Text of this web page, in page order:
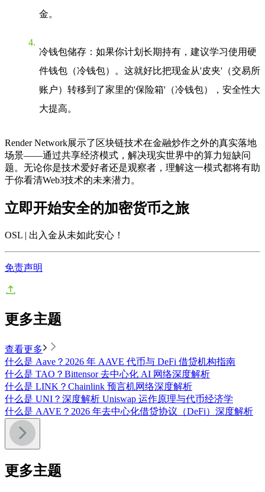
金。
冷钱包储存 ：如果你计划长期持有，建议学习使用硬
件钱包（冷钱包）。这就好比把现金从'皮夹'（交易所
账户）转移到了家里的'保险箱'（冷钱包），安全性大
大提高。
Render Network展示了区块链技术在金融炒作之外的真实落地
场景——通过共享经济模式，解决现实世界中的算力短缺问
题。无论你是技术爱好者还是观察者，理解这一模式都将有助
于你看清Web3技术的未来潜力。
立即开始安全的加密货币之旅
OSL | 出入金从未如此安心 ！
免责声明
更多主题
查看更多
什么是 Aave？2026 年 AAVE 代币与 DeFi 借贷机构指南
什么是 TAO？Bittensor 去中心化 AI 网络深度解析
什么是 LINK？Chainlink 预言机网络深度解析
什么是 UNI？深度解析 Uniswap 运作原理与代币经济学
什么是 AAVE？2026 年去中心化借贷协议（DeFi）深度解析
更多主题